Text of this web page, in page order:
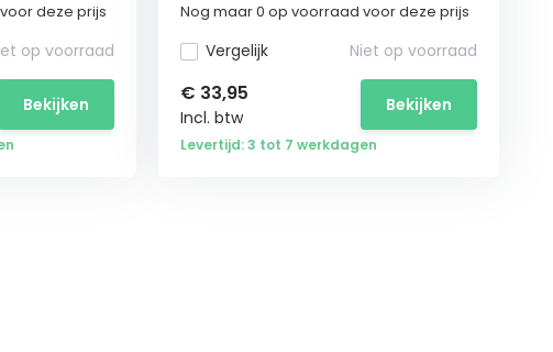
deze prijs
op voorraad
Bekijken
Nog maar 0 op voorraad voor deze prijs
Vergelijk Niet op voorraad
€ 33,95
Incl. btw
Bekijken
Levertijd: 3 tot 7 werkdagen